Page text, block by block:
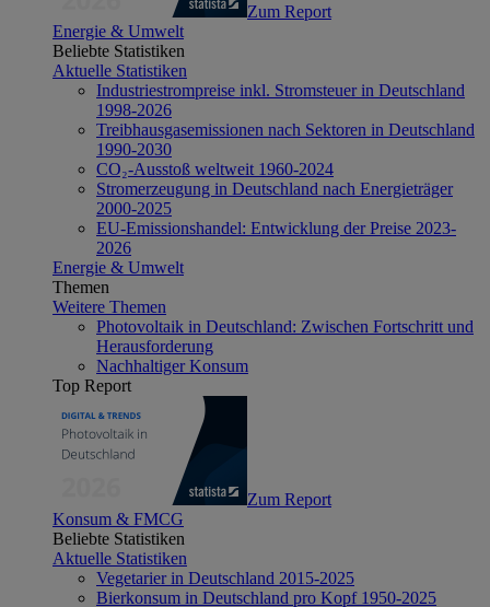
Zum Report
Energie & Umwelt
Beliebte Statistiken
Aktuelle Statistiken
Industriestrompreise inkl. Stromsteuer in Deutschland
1998-2026
Treibhausgasemissionen nach Sektoren in Deutschland
1990-2030
CO₂-Ausstoß weltweit 1960-2024
Stromerzeugung in Deutschland nach Energieträger
2000-2025
EU-Emissionshandel: Entwicklung der Preise 2023-
2026
Energie & Umwelt
Themen
Weitere Themen
Photovoltaik in Deutschland: Zwischen Fortschritt und
Herausforderung
Nachhaltiger Konsum
Top Report
Zum Report
Konsum & FMCG
Beliebte Statistiken
Aktuelle Statistiken
Vegetarier in Deutschland 2015-2025
Bierkonsum in Deutschland pro Kopf 1950-2025